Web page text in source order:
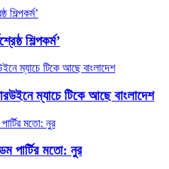
শিল্পকর্ম’
ম্যাচে টিকে আছে বাংলাদেশ
পার্টির মতো: নুর